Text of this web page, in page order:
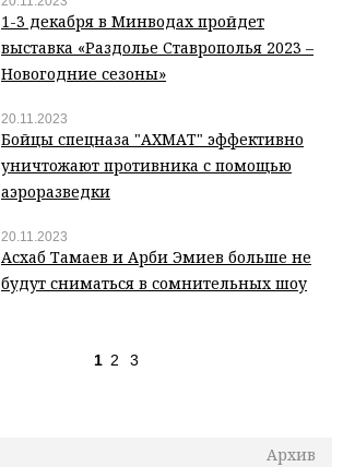
Архив
1-3 декабря в Минводах пройдет
выставка «Раздолье Ставрополья 2023 –
Новогодние сезоны»
20.11.2023
Бойцы спецназа "АХМАТ" эффективно
уничтожают противника с помощью
аэроразведки
20.11.2023
Асхаб Тамаев и Арби Эмиев больше не
будут сниматься в сомнительных шоу
1 2 3